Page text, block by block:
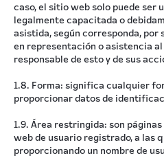
caso, el sitio web solo puede ser
legalmente capacitada o
asistida, según corresponda, por
en representación o asistencia
responsable de esto y de sus
1.8. Forma: significa cualquier
proporcionar datos de
1.9. Área restringida: son
web de usuario registrado, a las
proporcionando un nombre de